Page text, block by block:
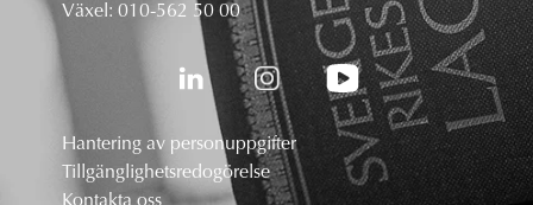
Växel: 010-562 50 00
Hantering av personuppgifter
Tillgänglighetsredogörelse
Kontakta oss